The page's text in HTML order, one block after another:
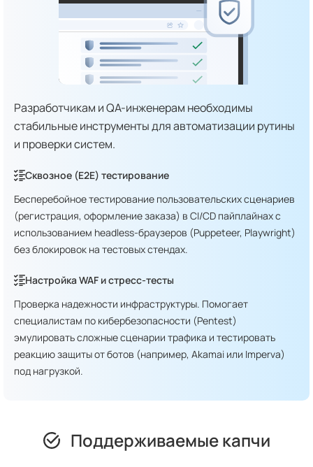
Разработчикам и QA-инженерам необходимы
стабильные инструменты для автоматизации рутины
и проверки систем.
Сквозное (E2E) тестирование
Бесперебойное тестирование пользовательских сценариев
(регистрация, оформление заказа) в CI/CD пайплайнах с
использованием headless-браузеров (Puppeteer, Playwright)
без блокировок на тестовых стендах.
Настройка WAF и стресс-тесты
Проверка надежности инфраструктуры. Помогает
специалистам по кибербезопасности (Pentest)
эмулировать сложные сценарии трафика и тестировать
реакцию защиты от ботов (например, Akamai или Imperva)
под нагрузкой.
Поддерживаемые капчи